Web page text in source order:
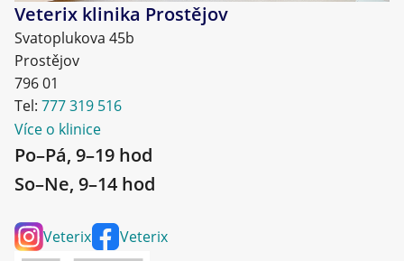
Veterix klinika Prostějov
Svatoplukova 45b
Prostějov
796 01
Tel: 777 319 516
Více o klinice
Po–Pá, 9–19 hod
So–Ne, 9–14 hod
Veterix Veterix